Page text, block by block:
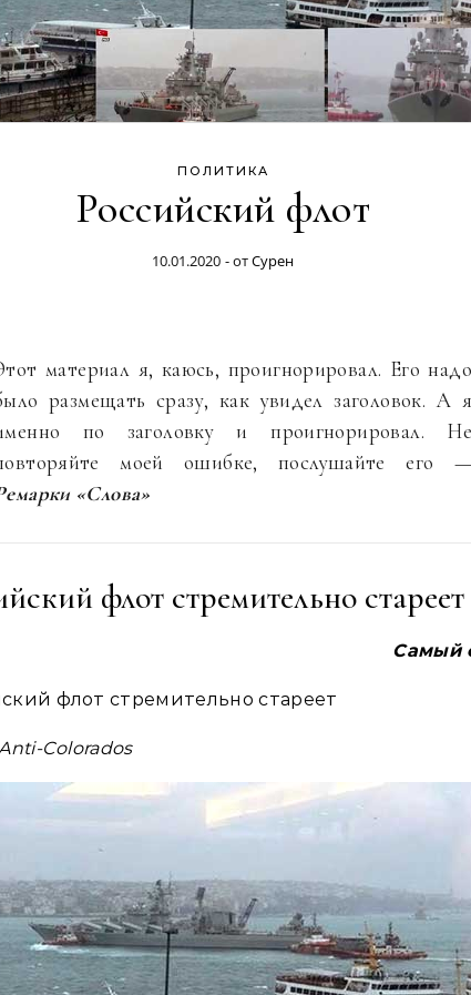
ПОЛИТИКА
Российский флот
10.01.2020 - отСурен
материал я, каюсь, проигнорировал. Его надо
размещать сразу, как увидел заголовок. А я
по заголовку и проигнорировал. Не
моей ошибке, послушайте его —
«Слова»
флот стремительно стареет
Самый
флот стремительно стареет
Colorados